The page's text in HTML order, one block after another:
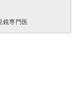
鏡専門医